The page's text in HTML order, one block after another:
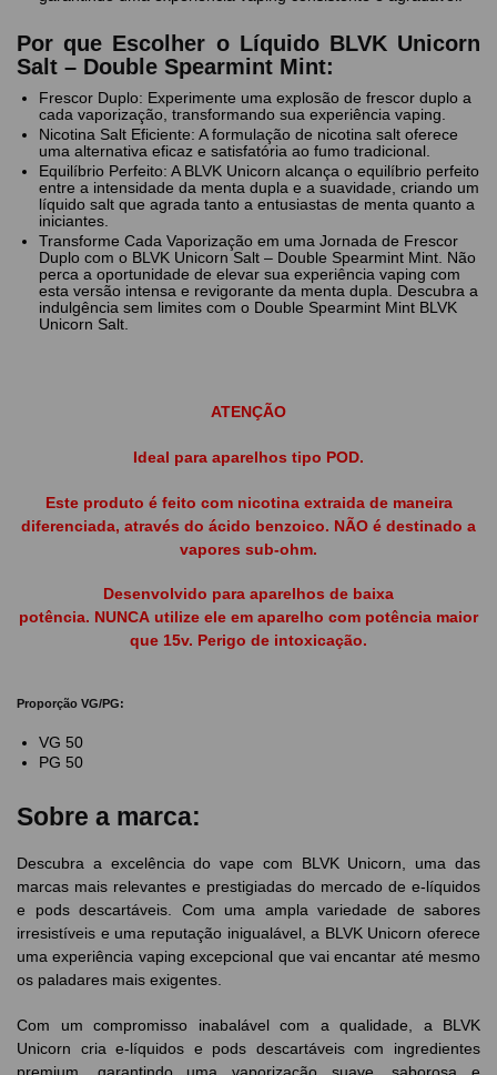
Por que Escolher o Líquido BLVK Unicorn
Salt – Double Spearmint Mint:
Frescor Duplo: Experimente uma explosão de frescor duplo a
cada vaporização, transformando sua experiência vaping.
Nicotina Salt Eficiente: A formulação de nicotina salt oferece
uma alternativa eficaz e satisfatória ao fumo tradicional.
Equilíbrio Perfeito: A BLVK Unicorn alcança o equilíbrio perfeito
entre a intensidade da menta dupla e a suavidade, criando um
líquido salt que agrada tanto a entusiastas de menta quanto a
iniciantes.
Transforme Cada Vaporização em uma Jornada de Frescor
Duplo com o BLVK Unicorn Salt – Double Spearmint Mint. Não
perca a oportunidade de elevar sua experiência vaping com
esta versão intensa e revigorante da menta dupla. Descubra a
indulgência sem limites com o Double Spearmint Mint BLVK
Unicorn Salt.
ATENÇÃO
Ideal para aparelhos tipo POD.
Este produto é feito com nicotina extraida de maneira
diferenciada, através do ácido benzoico. NÃO é destinado a
vapores sub-ohm.
Desenvolvido para aparelhos de baixa
potência. NUNCA utilize ele em aparelho com potência maior
que 15v. Perigo de intoxicação.
Proporção VG/PG:
VG 50
PG 50
Sobre a marca:
Descubra a excelência do vape com BLVK Unicorn, uma das
marcas mais relevantes e prestigiadas do mercado de e-líquidos
e pods descartáveis. Com uma ampla variedade de sabores
irresistíveis e uma reputação inigualável, a BLVK Unicorn oferece
uma experiência vaping excepcional que vai encantar até mesmo
os paladares mais exigentes.
Com um compromisso inabalável com a qualidade, a BLVK
Unicorn cria e-líquidos e pods descartáveis com ingredientes
premium, garantindo uma vaporização suave, saborosa e